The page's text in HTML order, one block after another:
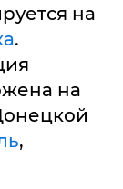
на
.
на
,